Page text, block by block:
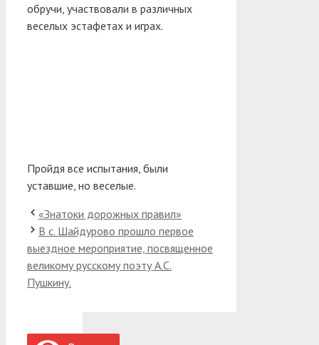
обручи, участвовали в различных
веселых эстафетах и играх.
Пройдя все испытания, были
уставшие, но веселые.
«Знатоки дорожных правил»
В с. Шайдурово прошло первое
выездное мероприятие, посвященное
великому русскому поэту А.С.
Пушкину.